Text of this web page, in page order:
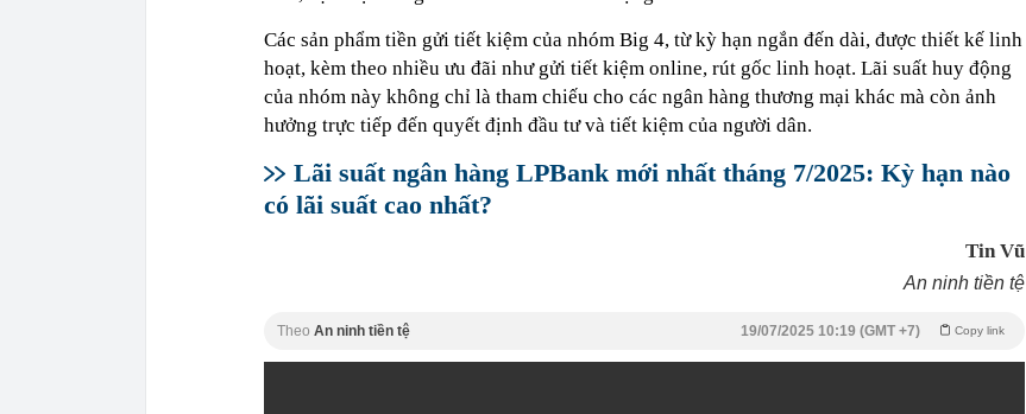
Các sản phẩm tiền gửi tiết kiệm của nhóm Big 4, từ kỳ hạn ngắn đến dài, được thiết kế linh
hoạt, kèm theo nhiều ưu đãi như gửi tiết kiệm online, rút gốc linh hoạt. Lãi suất huy động
của nhóm này không chỉ là tham chiếu cho các ngân hàng thương mại khác mà còn ảnh
hưởng trực tiếp đến quyết định đầu tư và tiết kiệm của người dân.
Lãi suất ngân hàng LPBank mới nhất tháng 7/2025: Kỳ hạn nào
có lãi suất cao nhất?
Tin Vũ
An ninh tiền tệ
Theo An ninh tiền tệ Copy link
19/07/2025 10:19 (GMT +7)